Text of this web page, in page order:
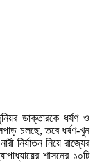
ডাক্তারকে ধর্ষণ ও
চলছে, তবে ধর্ষণ-খুন
নিয়ে রাজ্যের
শাসনের ১০টি